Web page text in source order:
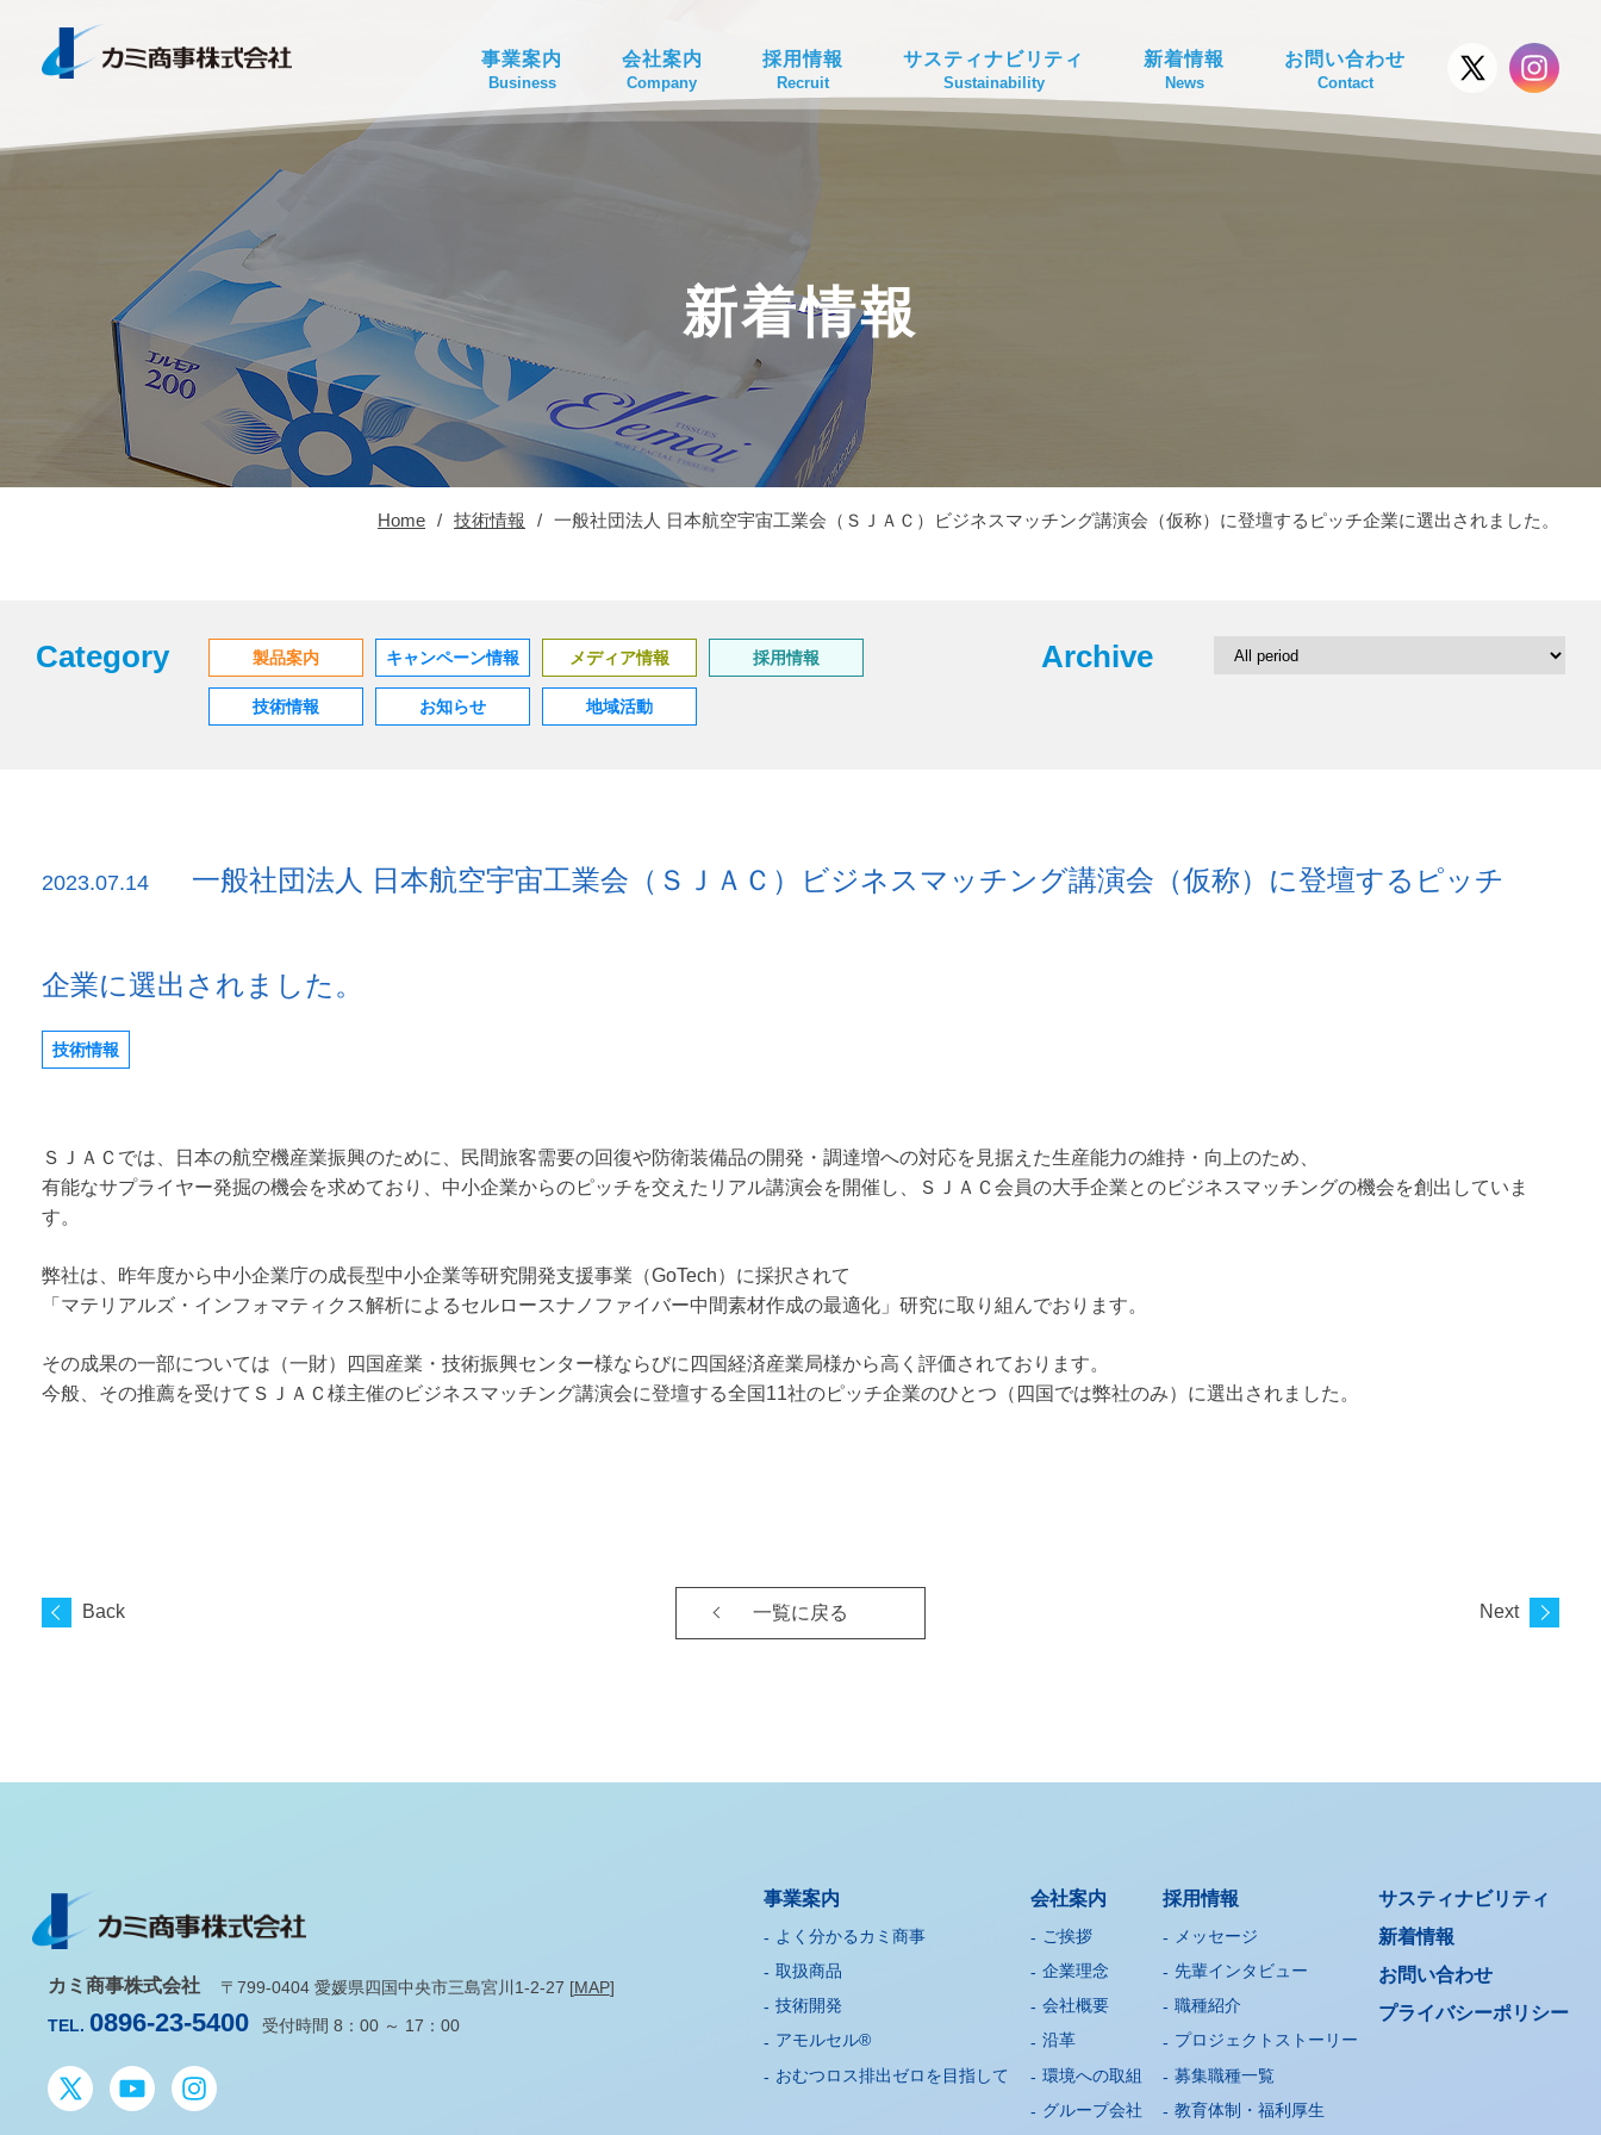
事業案内
Business
会社案内
Company
採用情報
Recruit
サスティナビリティ
Sustainability
新着情報
News
お問い合わせ
Contact
新着情報
Home / 技術情報 / 一般社団法人 日本航空宇宙工業会（ＳＪＡＣ）ビジネスマッチング講演会（仮称）に登壇するピッチ企業に選出されました。
Category 製品案内 キャンペーン情報 メディア情報 採用情報
技術情報 お知らせ 地域活動
Archive
2023.07.14 一般社団法人 日本航空宇宙工業会（ＳＪＡＣ）ビジネスマッチング講演会（仮称）に登壇するピッチ
企業に選出されました。
技術情報
ＳＪＡＣでは、日本の航空機産業振興のために、民間旅客需要の回復や防衛装備品の開発・調達増への対応を見据えた生産能力の維持・向上のため、
有能なサプライヤー発掘の機会を求めており、中小企業からのピッチを交えたリアル講演会を開催し、ＳＪＡＣ会員の大手企業とのビジネスマッチングの機会を創出していま
す。
弊社は、昨年度から中小企業庁の成長型中小企業等研究開発支援事業（GoTech）に採択されて
「マテリアルズ・インフォマティクス解析によるセルロースナノファイバー中間素材作成の最適化」研究に取り組んでおります。
その成果の一部については（一財）四国産業・技術振興センター様ならびに四国経済産業局様から高く評価されております。
今般、その推薦を受けてＳＪＡＣ様主催のビジネスマッチング講演会に登壇する全国11社のピッチ企業のひとつ（四国では弊社のみ）に選出されました。
Back 一覧に戻る Next
カミ商事株式会社 〒799-0404 愛媛県四国中央市三島宮川1-2-27 [MAP]
TEL. 0896-23-5400 受付時間 8：00 ～ 17：00
事業案内
よく分かるカミ商事
取扱商品
技術開発
アモルセル®
おむつロス排出ゼロを目指して
会社案内
ご挨拶
企業理念
会社概要
沿革
環境への取組
グループ会社
採用情報
メッセージ
先輩インタビュー
職種紹介
プロジェクトストーリー
募集職種一覧
教育体制・福利厚生
サスティナビリティ
新着情報
お問い合わせ
プライバシーポリシー